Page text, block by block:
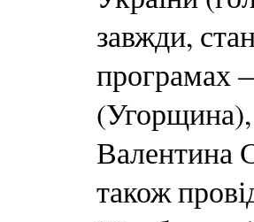
завжди,
програмах
Валентина
також